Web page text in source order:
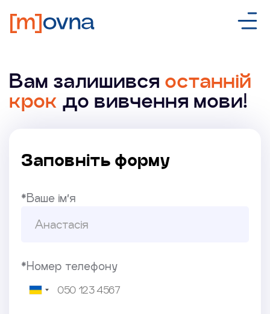
Вам залишився останній
крок до вивчення мови!
Заповніть форму
*Ваше ім’я
*Номер телефону